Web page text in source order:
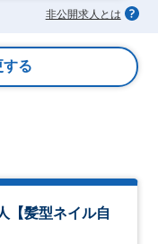
非公開求人とは
する
【髪型ネイル自